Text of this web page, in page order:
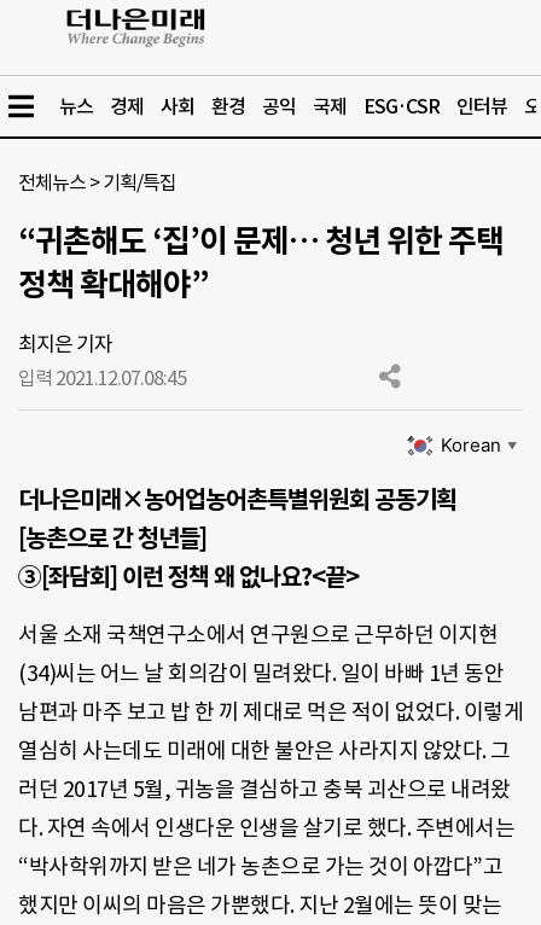
뉴스 경제 사회 환경 공익 국제 ESG·CSR 인터뷰
전체뉴스 >기획/특집
“귀촌해도 ‘집’이 문제… 청년 위한 주택
정책 확대해야”
최지은 기자
입력 2021.12.07.08:45
Korean ▼
더나은미래×농어업농어촌특별위원회 공동기획
[농촌으로 간 청년들]
③[좌담회] 이런 정책 왜 없나요?<끝>
서울 소재 국책연구소에서 연구원으로 근무하던 이지현
(34)씨는 어느 날 회의감이 밀려왔다. 일이 바빠 1년 동안
남편과 마주 보고 밥 한 끼 제대로 먹은 적이 없었다. 이렇게
열심히 사는데도 미래에 대한 불안은 사라지지 않았다. 그
러던 2017년 5월, 귀농을 결심하고 충북 괴산으로 내려왔
다. 자연 속에서 인생다운 인생을 살기로 했다. 주변에서는
“박사학위까지 받은 네가 농촌으로 가는 것이 아깝다”고
했지만 이씨의 마음은 가뿐했다. 지난 2월에는 뜻이 맞는